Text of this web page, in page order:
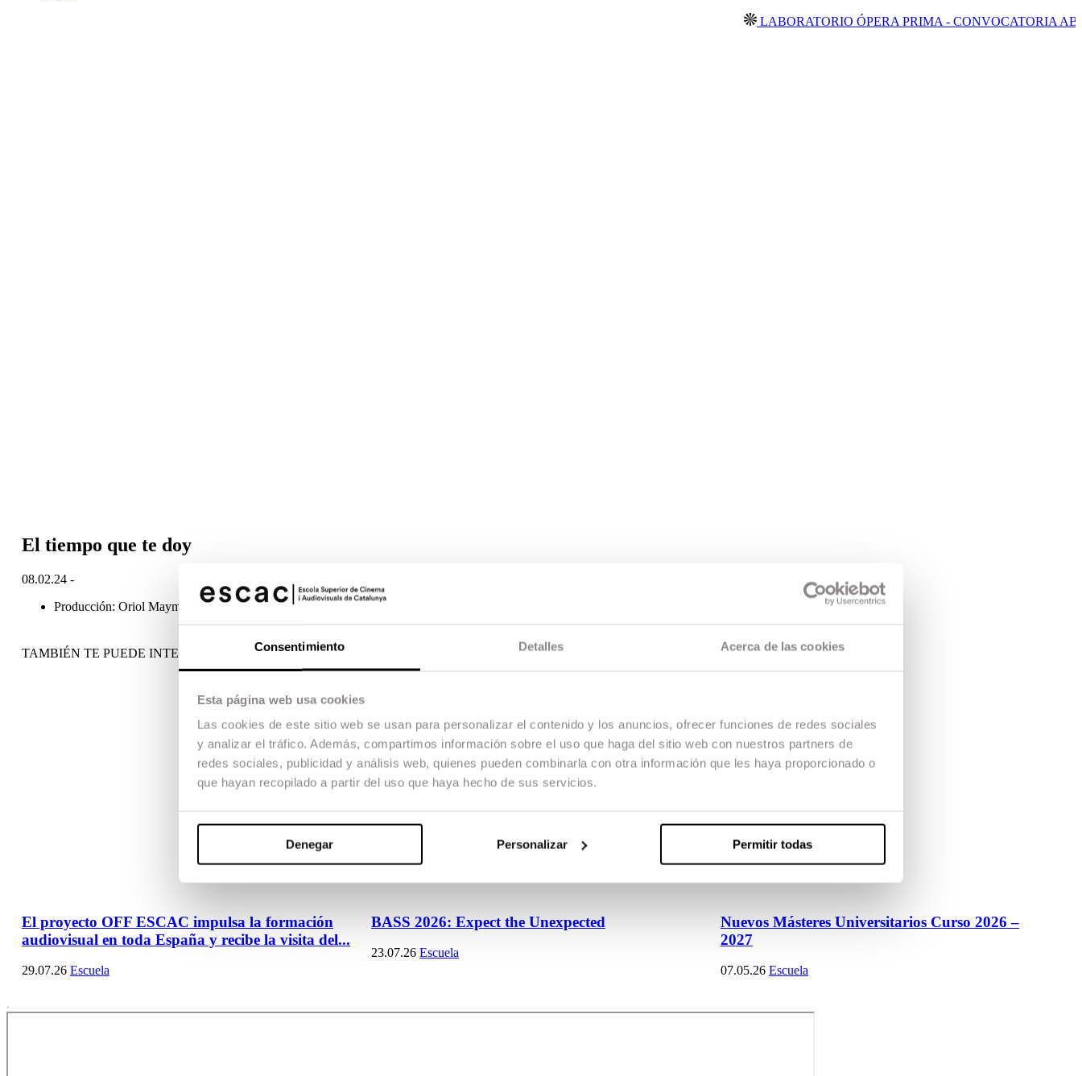
Consentimiento Detalles Acerca de las cookies
Esta página web usa cookies
Las cookies de este sitio web se usan para personalizar el contenido y los anuncios, ofrecer funciones de redes sociales
y analizar el tráfico. Además, compartimos información sobre el uso que haga del sitio web con nuestros partners de
redes sociales, publicidad y análisis web, quienes pueden combinarla con otra información que les haya proporcionado o
que hayan recopilado a partir del uso que haya hecho de sus servicios.
Denegar Personalizar Permitir todas
LABORATORIO ÓPERA PRIMA - CONVOCATORIA ABIERTA
El tiempo que te doy
08.02.24 -
Producción: Oriol Maymó
TAMBIÉN TE PUEDE INTERESAR
El proyecto OFF ESCAC impulsa la formación
audiovisual en toda España y recibe la visita del...
29.07.26 Escuela
BASS 2026: Expect the Unexpected
23.07.26 Escuela
Nuevos Másteres Universitarios Curso 2026 –
2027
07.05.26 Escuela